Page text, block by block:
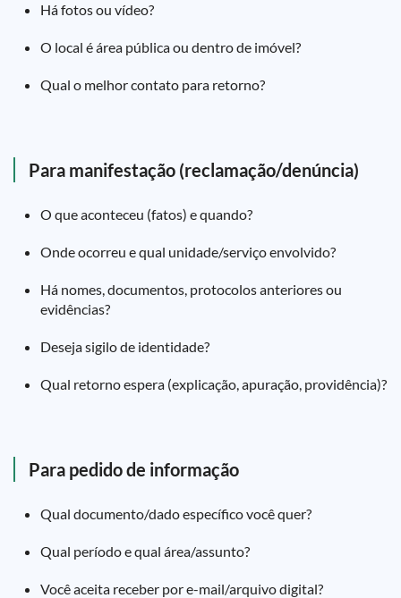
Há fotos ou vídeo?
O local é área pública ou dentro de imóvel?
Qual o melhor contato para retorno?
Para manifestação (reclamação/denúncia)
O que aconteceu (fatos) e quando?
Onde ocorreu e qual unidade/serviço envolvido?
Há nomes, documentos, protocolos anteriores ou
evidências?
Deseja sigilo de identidade?
Qual retorno espera (explicação, apuração, providência)?
Para pedido de informação
Qual documento/dado específico você quer?
Qual período e qual área/assunto?
Você aceita receber por e-mail/arquivo digital?